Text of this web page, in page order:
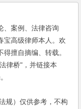
、案例、法律咨询
宝高级律师本人。欢
擅自摘编、转载。
律桥"，并链接本
）仅供参考，不构